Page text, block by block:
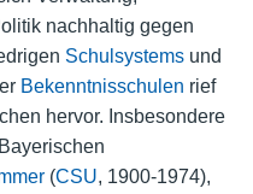
nachhaltig gegen
Schulsystemsund
Bekenntnisschulen rief
hervor. Insbesondere
(CSU, 1900-1974),